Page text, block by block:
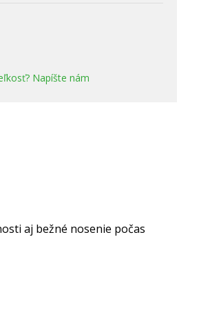
Napíšte nám
aj bežné nosenie počas